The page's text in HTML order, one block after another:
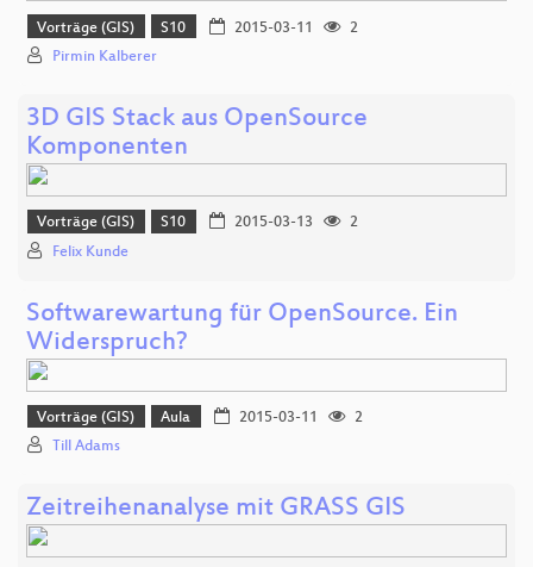
Vorträge (GIS) S10 2015-03-11
2
Pirmin Kalberer
3D GIS Stack aus OpenSource
Komponenten
Vorträge (GIS) S10 2015-03-13
2
Felix Kunde
Softwarewartung für OpenSource. Ein
Widerspruch?
Vorträge (GIS) Aula 2015-03-11
2
Till Adams
Zeitreihenanalyse mit GRASS GIS